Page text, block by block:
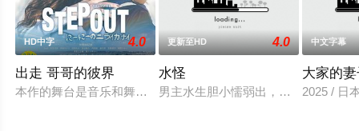
HD中字 4.0
出走 哥哥的彼界
本作的舞台是音乐和舞蹈融入生活的冲绳。与母亲朱音、妹妹
更新至HD 4.0
水怪
男主水生胆小懦弱出，生在捕鱼家庭
中文字幕
大家的
2025 / 日